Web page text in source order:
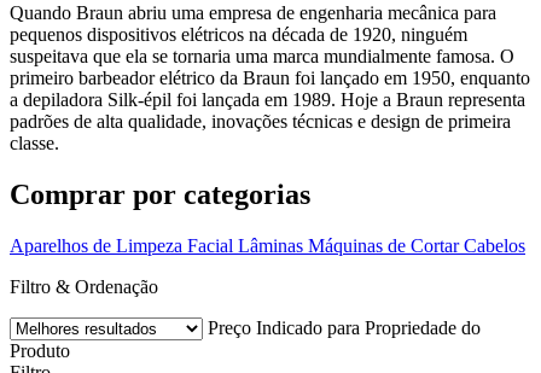
Quando Braun abriu uma empresa de engenharia mecânica para
pequenos dispositivos elétricos na década de 1920, ninguém
suspeitava que ela se tornaria uma marca mundialmente famosa. O
primeiro barbeador elétrico da Braun foi lançado em 1950, enquanto
a depiladora Silk-épil foi lançada em 1989. Hoje a Braun representa
padrões de alta qualidade, inovações técnicas e design de primeira
classe.
Comprar por categorias
Aparelhos de Limpeza Facial Lâminas Máquinas de Cortar Cabelos
Filtro & Ordenação
Preço Indicado para Propriedade do
Produto